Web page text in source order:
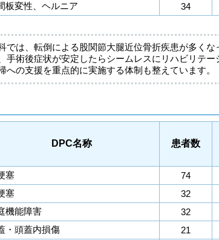
板変性、ヘルニア 34
では、転倒による股関節大腿近位骨折疾患が多く
手術後症状が安定したらシームレスにリハビリテ
への支援を重点的に実施する体制も整えています。
DPC名称 患者数
塞 74
塞 32
機能障害 32
・頭蓋内損傷 21